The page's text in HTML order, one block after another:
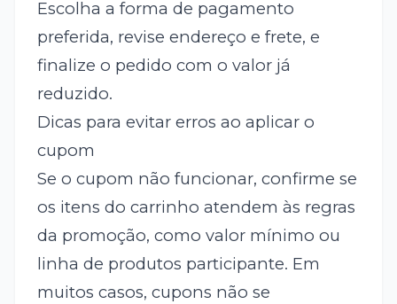
Escolha a forma de pagamento
preferida, revise endereço e frete, e
finalize o pedido com o valor já
reduzido.
Dicas para evitar erros ao aplicar o
cupom
Se o cupom não funcionar, confirme se
os itens do carrinho atendem às regras
da promoção, como valor mínimo ou
linha de produtos participante. Em
muitos casos, cupons não se